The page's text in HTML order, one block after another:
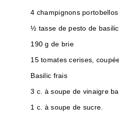
4 champignons portobellos
½ tasse de pesto de basilic
190 g de brie
15 tomates cerises,
Basilic frais
3 c. à soupe de vinaigre
1 c. à soupe de sucre.